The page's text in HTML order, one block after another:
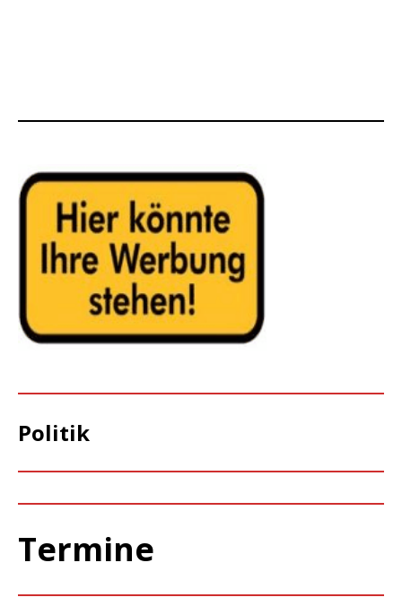
Politik
Termine